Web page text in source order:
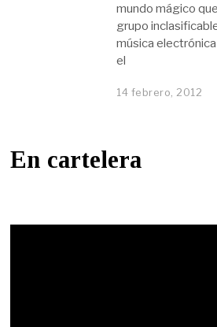
mundo mágico
grupo
música
el
14 febrero, 2012
En cartelera